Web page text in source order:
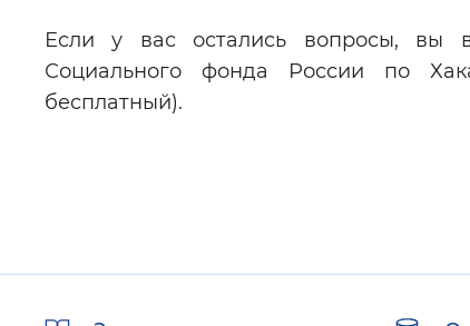
Если у вас остались вопросы, вы
Социального фонда России по
бесплатный).